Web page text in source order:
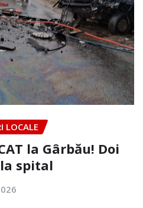
LOCALE
la Gârbău! Doi
spital